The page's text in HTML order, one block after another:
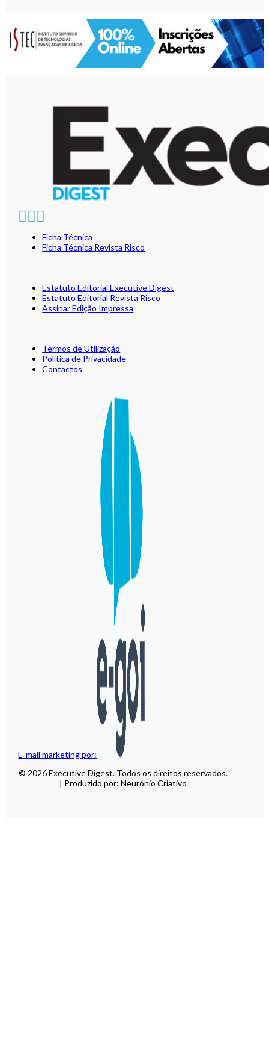
E-mail marketing por:
Ficha Técnica
Ficha Técnica Revista Risco
Estatuto Editorial Executive Digest
Estatuto Editorial Revista Risco
Assinar Edição Impressa
Termos de Utilização
Política de Privacidade
Contactos
© 2026 Executive Digest. Todos os direitos reservados.
| Produzido por: Neurónio Criativo